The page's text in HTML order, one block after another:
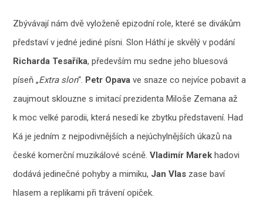
Zbývávají nám dvě vyloženě epizodní role, které se divákům
představí v jedné jediné písni. Slon Háthí je skvělý v podání
Richarda Tesaříka, především mu sedne jeho bluesová
píseň „Extra slon“. Petr Opava ve snaze co nejvíce pobavit a
zaujmout sklouzne s imitací prezidenta Miloše Zemana až
k moc velké parodii, která nesedí ke zbytku představení. Had
Ká je jedním z nejpodivnějších a nejúchylnějších úkazů na
české komerční muzikálové scéně.Vladimír Marek hadovi
dodává jedinečné pohyby a mimiku, Jan Vlas zase baví
hlasem a replikami při trávení opiček.